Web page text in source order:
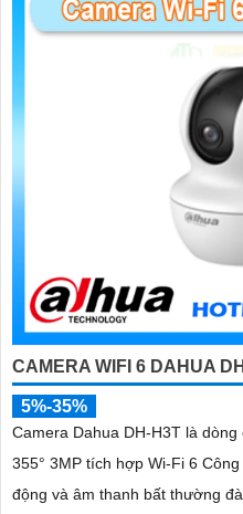
CAMERA WIFI 6 DAHUA
5%-35%
Camera Dahua DH-H3T là
355° 3MP tích hợp Wi-Fi 6
động và âm thanh bất thường